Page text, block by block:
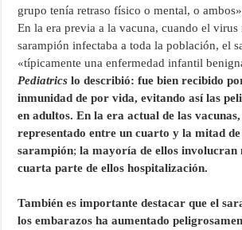
grupo tenía retraso físico o mental, o
En la era previa a la vacuna, cuando el virus
sarampión infectaba a toda la población, el
«típicamente una enfermedad infantil
Pediatrics lo describió: fue bien recibido
inmunidad de por vida, evitando así las
en adultos. En la era actual de las
representado entre un cuarto y la mitad de
sarampión;la mayoría de ellos involucran
cuarta parte de ellos hospitalización.
También es importante destacar que el
los embarazos ha aumentado